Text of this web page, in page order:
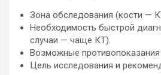
Зона обследования (кости —
Необходимость быстрой
случаи — чаще КТ).
Возможные противопоказания
Цель исследования и